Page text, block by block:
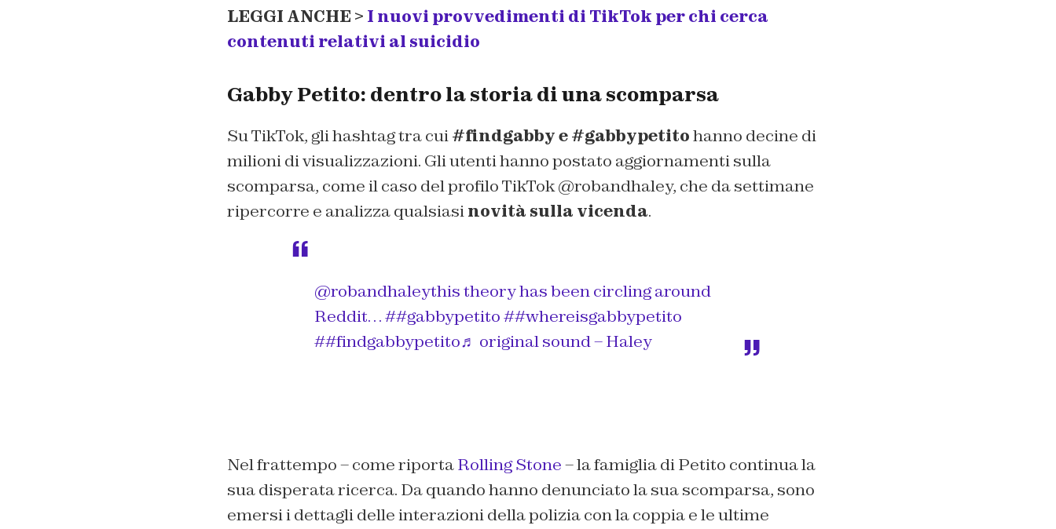
LEGGI ANCHE > I nuovi provvedimenti di TikTok per chi cerca
contenuti relativi al suicidio
Gabby Petito: dentro la storia di una scomparsa
Su TikTok, gli hashtag tra cui#findgabby e #gabbypetitohanno decine di
milioni di visualizzazioni. Gli utenti hanno postato aggiornamenti sulla
scomparsa, come il caso del profilo TikTok @robandhaley, che da settimane
ripercorre e analizza qualsiasinovità sulla vicenda.
@robandhaleythis theory has been circling around
Reddit…##gabbypetito##whereisgabbypetito
##findgabbypetito♬ original sound – Haley
Nel frattempo – come riportaRolling Stone– la famiglia di Petito continua la
sua disperata ricerca. Da quando hanno denunciato la sua scomparsa, sono
emersi i dettagli delle interazioni della polizia con la coppia e le ultime